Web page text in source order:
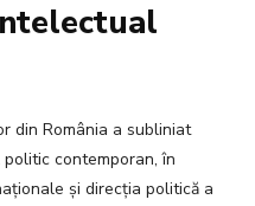
din România a subliniat
contemporan, în
și direcția politică a